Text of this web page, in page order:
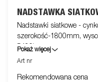
NADSTAWKA
Nadstawki siatkowe -
szerokość-1800mm,
5420)
Pokaż więcej
Art nr
Rekomendowana cena